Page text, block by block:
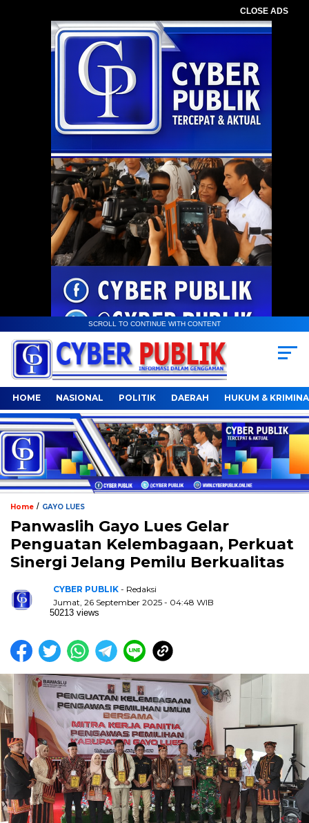
CLOSE ADS
SCROLL TO CONTINUE WITH CONTENT
HOME NASIONAL POLITIK DAERAH HUKUM &
Home / GAYO LUES
Panwaslih Gayo Lues Gelar
Penguatan Kelembagaan, Perkuat
Sinergi Jelang Pemilu Berkualitas
CYBER PUBLIK - Redaksi
Jumat, 26 September 2025 - 04:48 WIB
50213 views